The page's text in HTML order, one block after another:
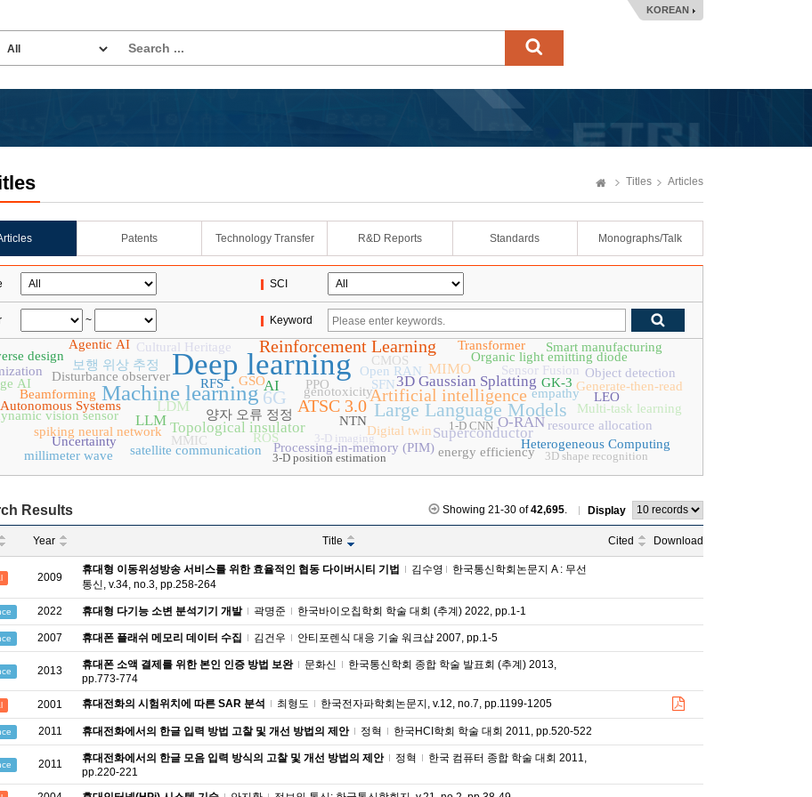
KOREAN
Titles Articles
Patents Technology Transfer R&D Reports Standards Monographs/Talk
SCI
~ Keyword
Deep learning
Machine learning
Large Language Models
6G
Reinforcement Learning
ATSC 3.0
Artificial intelligence
MIMO
AI
LLM Topological insulator
LDM
3D Gaussian Splatting
O-RAN
Superconductor
Sensor Fusion
양자 오류 정정
Disturbance observer
genotoxicity
MMIC
RFS
satellite communication
보행 위상 추정 Open RAN
Autonomous Systems
Beamforming
spiking neural network Digital twin
GK-3
Organic light emitting diode
vision sensor
ROS
Uncertainty Processing-in-memory (PIM)
resource allocation
Cultural Heritage
NTN
energy efficiency
PPO
CMOS
Heterogeneous Computing
millimeter wave
empathy
SFN
Agentic AI Transformer
GSO Generate-then-read
design
Smart manufacturing
AI
Multi-task learning
LEO
Object detection
3-D imaging
3-D position estimation
1-D CNN
3D shape recognition
Results Showing 21-30 of42,695. Display
Year Title Cited Download
2009
휴대형 이동위성방송 서비스를 위한 효율적인 협동 다이버시티 기법 김수영
한국통신학회논문지 A : 무선
통신, v.34, no.3, pp.258-264
2022 휴대형 다기능 소변 분석기기 개발 곽명준 한국바이오칩학회 학술 대회 (추계) 2022, pp.1-1
2007 휴대폰 플래쉬 메모리 데이터 수집 김건우 안티포렌식 대응 기술 워크샵 2007, pp.1-5
2013 휴대폰 소액 결제를 위한 본인 인증 방법 보완 문화신
한국통신학회 종합 학술 발표회 (추계) 2013,
pp.773-774
2001 휴대전화의 시험위치에 따른 SAR 분석 최형도 한국전자파학회논문지, v.12, no.7, pp.1199-1205
2011 휴대전화에서의 한글 입력 방법 고찰 및 개선 방법의 제안 정혁 한국HCI학회 학술 대회 2011, pp.520-522
2011 휴대전화에서의 한글 모음 입력 방식의 고찰 및 개선 방법의 제안 정혁
한국 컴퓨터 종합 학술 대회 2011,
pp.220-221